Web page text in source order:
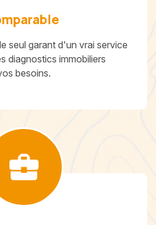
seul garant d'un vrai service
diagnostics immobiliers
besoins.